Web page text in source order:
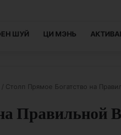
ШУЙ ЦИ МЭНЬ
/ Столп Прямое Богатство на
Правильной